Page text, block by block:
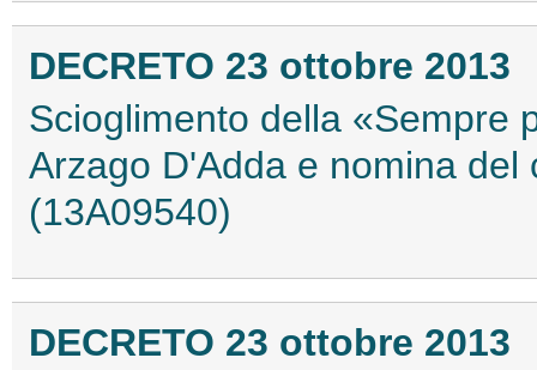
DECRETO 23 ottobre 2013
Scioglimento della «Sempre
Arzago D'Adda e nomina
(13A09540)
DECRETO 23 ottobre 2013